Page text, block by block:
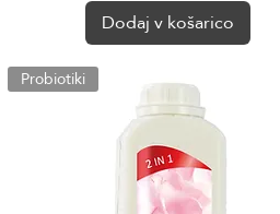
Dodaj v košarico
Probiotiki